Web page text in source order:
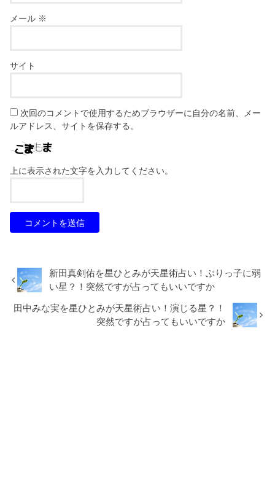
メール ※
サイト
次回のコメントで使用するためブラウザーに自分の名前、メー
ルアドレス、サイトを保存する。
上に表示された文字を入力してください。
新田真剣佑を星ひとみが天星術占い！ぶりっ子に弱
い星？！突然ですが占ってもいいですか
田中みな実を星ひとみが天星術占い！演じる星？！
突然ですが占ってもいいですか